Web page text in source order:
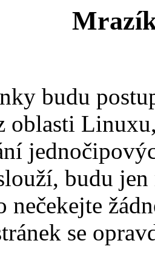
budu
oblasti
budu
nečekejte
se